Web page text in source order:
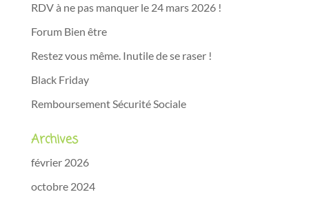
RDV à ne pas manquer le 24 mars 2026 !
Forum Bien être
Restez vous même. Inutile de se raser !
Black Friday
Remboursement Sécurité Sociale
Archives
février 2026
octobre 2024